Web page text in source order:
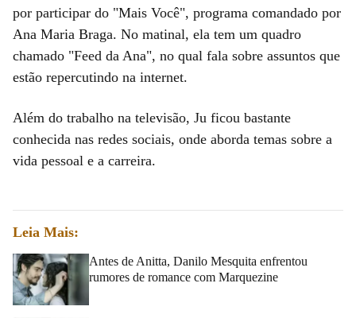
por participar do "Mais Você", programa comandado por
Ana Maria Braga. No matinal, ela tem um quadro
chamado "Feed da Ana", no qual fala sobre assuntos que
estão repercutindo na internet.
Além do trabalho na televisão, Ju ficou bastante
conhecida nas redes sociais, onde aborda temas sobre a
vida pessoal e a carreira.
Leia Mais:
Antes de Anitta, Danilo Mesquita enfrentou
rumores de romance com Marquezine